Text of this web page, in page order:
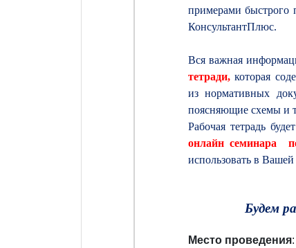
примерами быстрого
КонсультантПлюс.
Вся важная
тетради, которая
из нормативных
поясняющие схемы и
Рабочая тетрадь
онлайн семинара
использовать в
Будем
Место проведения: